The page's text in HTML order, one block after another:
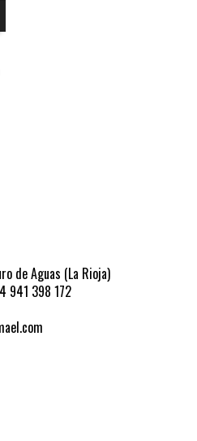
de Aguas (La Rioja)
941 398 172